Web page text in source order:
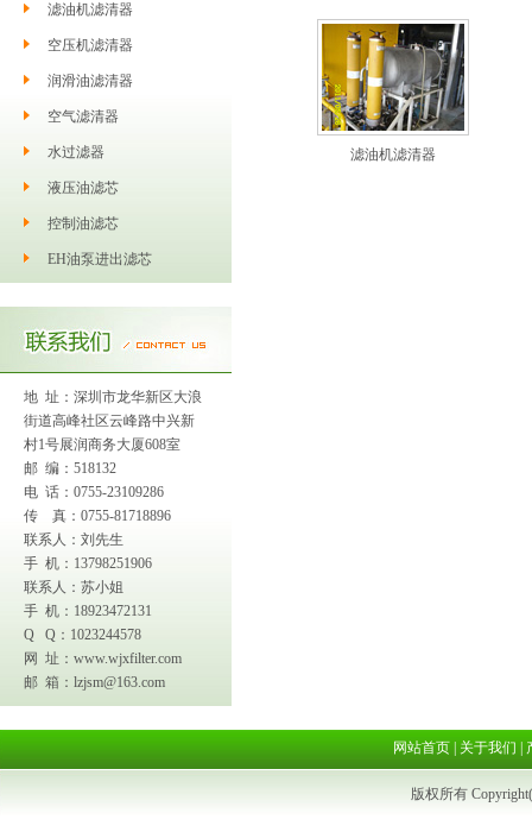
滤油机滤清器
空压机滤清器
润滑油滤清器
空气滤清器
水过滤器
液压油滤芯
控制油滤芯
EH油泵进出滤芯
地 址：深圳市龙华新区大浪
街道高峰社区云峰路中兴新
村1号展润商务大厦608室
邮 编：518132
电 话：0755-23109286
传 真：0755-81718896
联系人：刘先生
手 机：13798251906
联系人：苏小姐
手 机：18923472131
Q Q：1023244578
网 址： www.wjxfilter.com
邮 箱： lzjsm@163.com
滤油机滤清器
网站首页 关于我们
版权所有